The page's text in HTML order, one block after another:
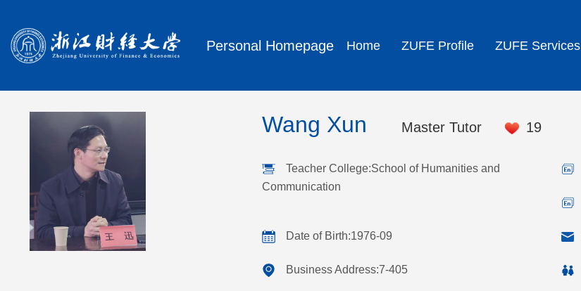
Personal Homepage Home ZUFE Profile ZUFE Services
Wang Xun Master Tutor 19
Teacher College:School of Humanities and
Communication
Date of Birth:1976-09
Business Address:7-405